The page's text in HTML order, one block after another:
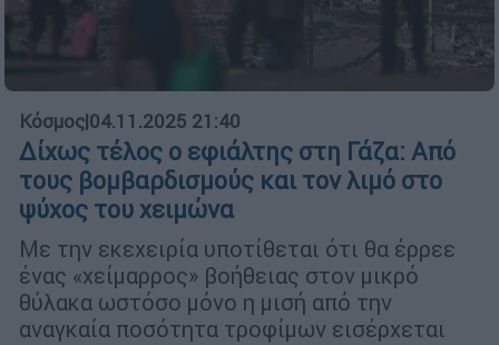
Κόσμος|04.11.2025 21:40
Δίχως τέλος ο εφιάλτης στη Γάζα: Από
τους βομβαρδισμούς και τον λιμό στο
ψύχος του χειμώνα
Με την εκεχειρία υποτίθεται ότι θα έρρεε
ένας «χείμαρρος» βοήθειας στον μικρό
θύλακα ωστόσο μόνο η μισή από την
αναγκαία ποσότητα τροφίμων εισέρχεται